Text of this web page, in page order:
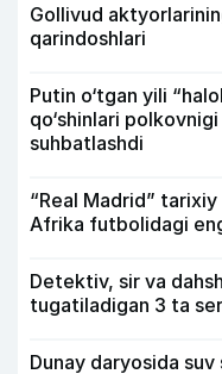
Gollivud
qarindoshlari
Putin o‘tgan yili
qo‘shinlari
suhbatlashdi
“Real Madrid”
Afrika futbolidagi
Detektiv, sir va
tugatiladigan 3 ta
Dunay daryosida